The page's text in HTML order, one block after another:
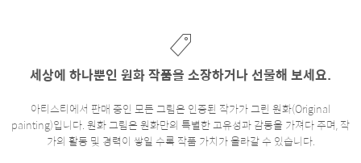
세상에 하나뿐인 원화 작품을 소장하거나 선물해 보세요.
아티스티에서 판매 중인 모든 그림은 인증된 작가가 그린 원화(Original
painting)입니다. 원화 그림은 원화만의 특별한 고유성과 감동을 가져다 주며, 작
가의 활동 및 경력이 쌓일 수록 작품 가치가 올라갈 수 있습니다.